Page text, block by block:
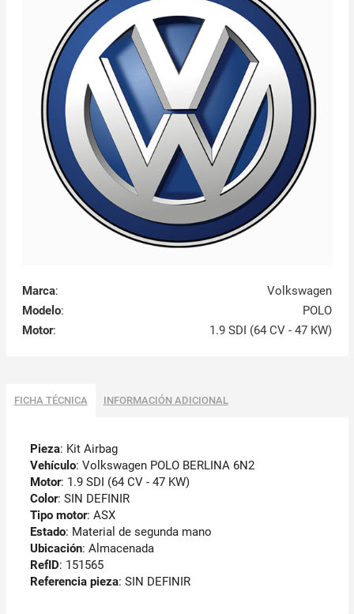
Marca:
Volkswagen
Modelo:
POLO
Motor: 1.9 SDI (64 CV - 47 KW)
FICHA TÉCNICA INFORMACIÓN ADICIONAL
Pieza: Kit Airbag
Vehículo: Volkswagen POLO BERLINA 6N2
Motor: 1.9 SDI (64 CV - 47 KW)
Color: SIN DEFINIR
Tipo motor: ASX
Estado: Material de segunda mano
Ubicación: Almacenada
RefID: 151565
Referencia pieza: SIN DEFINIR